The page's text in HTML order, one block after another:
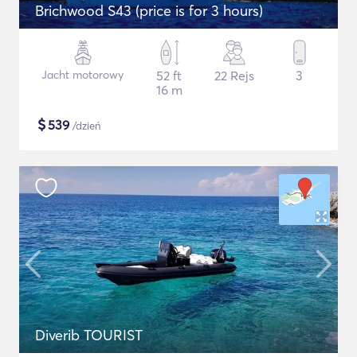
Brichwood S43 (price is for 3 hours)
Jacht motorowy
52 ft
16 m
22 Rejs 3
$539 /dzień
Diverib TOURIST